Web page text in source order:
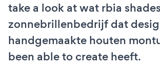
take a look at wat rbia
zonnebrillenbedrijf dat
handgemaakte houten
been able to create heeft.